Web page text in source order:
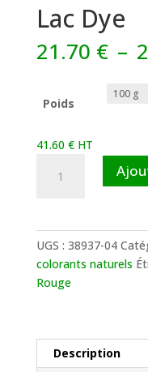
Lac Dye
21.70 € –
Poids
41.60 € HT
UGS : 38937-04
colorants naturels
Rouge
Description